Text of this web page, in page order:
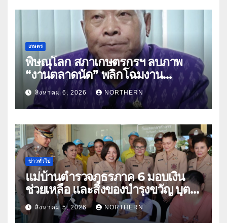
เกษตร
พิษณุโลก สภาเกษตรกรฯ ลบภาพ
“งานตลาดนัด” พลิกโฉมงาน
“เกษตรรุ่งเรืองเมืองสองแคว 69” มุ่ง
ประโยชน์เกษตรกร ดึงนวัตกรรม-จับ
คู่ธุรกิจดันสินค้าเกษตรสู่สากล (คลิป)
สิงหาคม 6, 2026 NORTHERN
ข่าวทั่วไป
แม่บ้านตำรวจภูธรภาค 6 มอบเงิน
ช่วยเหลือ และสิ่งของบำรุงขวัญ บุตร-
ธิดา ข้าราชการตำรวจจังหวัด
อุทัยธานี
สิงหาคม 5, 2026 NORTHERN